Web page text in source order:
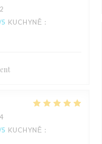
KUCHYNĚ :
KUCHYNĚ :